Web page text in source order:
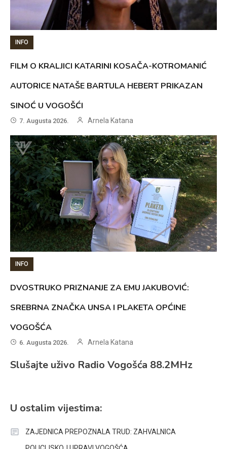
INFO
FILM O KRALJICI KATARINI KOSAČA-KOTROMANIĆ
AUTORICE NATAŠE BARTULA HEBERT PRIKAZAN
SINOĆ U VOGOŠĆI
7. Augusta 2026. Arnela Katana
INFO
DVOSTRUKO PRIZNANJE ZA EMU JAKUBOVIĆ:
SREBRNA ZNAČKA UNSA I PLAKETA OPĆINE
VOGOŠĆA
6. Augusta 2026. Arnela Katana
Slušajte uživo Radio Vogošća 88.2MHz
U ostalim vijestima:
ZAJEDNICA PREPOZNALA TRUD: ZAHVALNICA